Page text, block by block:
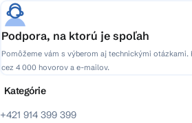
Podpora, na ktorú je spoľah
Pomôžeme vám s výberom aj technickými otázkami.
cez 4 000 hovorov a e-mailov.
+421 914 399 399
Kategórie